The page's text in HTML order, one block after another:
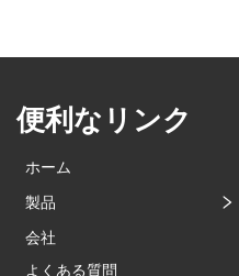
便利なリンク
ホーム
製品
会社
よくある質問